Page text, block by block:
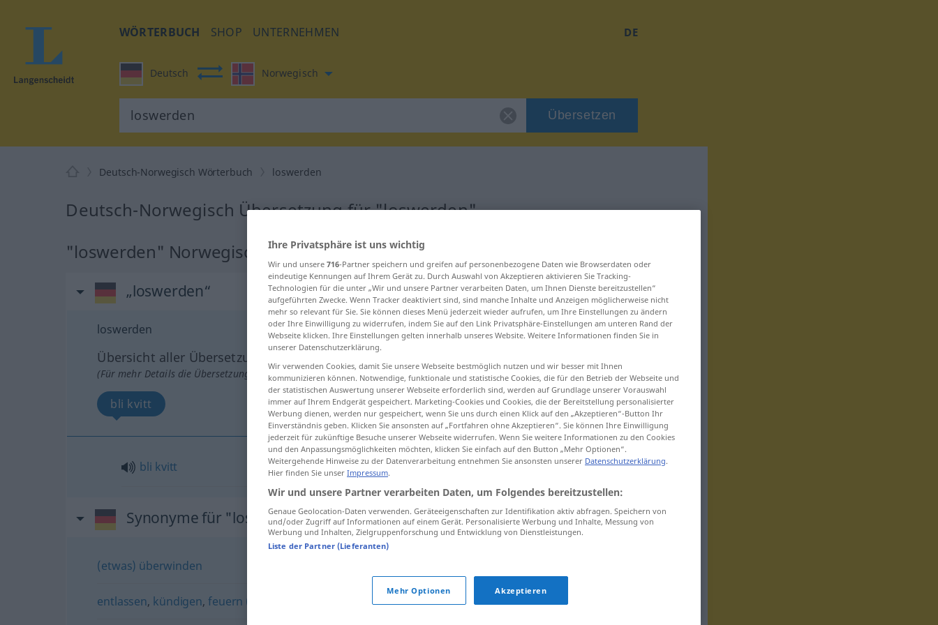
WÖRTERBUCH SHOP UNTERNEHMEN DE
Deutsch Norwegisch
Übersetzen
Deutsch-Norwegisch Wörterbuch loswerden
Deutsch-Norwegisch Übersetzung für "loswerden"
"loswerden" Norwegisch Übersetzung
„loswerden“
loswerden
Übersicht aller Übersetzungen
(Für mehr Details die Übersetzung anklicken/antippen)
bli kvitt
bli kvitt loswerden
Synonyme für "loswerden"
(etwas) überwinden
entlassen, kündigen,feuern (ugs.)
Ihre Privatsphäre ist uns wichtig
Wir und unsere 716-Partner speichern und greifen auf personenbezogene Daten wie Browserdaten oder
eindeutige Kennungen auf Ihrem Gerät zu. Durch Auswahl von Akzeptieren aktivieren Sie Tracking-
Technologien für die unter „Wir und unsere Partner verarbeiten Daten, um Ihnen Dienste bereitzustellen“
aufgeführten Zwecke. Wenn Tracker deaktiviert sind, sind manche Inhalte und Anzeigen möglicherweise nicht
mehr so relevant für Sie. Sie können dieses Menü jederzeit wieder aufrufen, um Ihre Einstellungen zu ändern
oder Ihre Einwilligung zu widerrufen, indem Sie auf den Link Privatsphäre-Einstellungen am unteren Rand der
Webseite klicken. Ihre Einstellungen gelten innerhalb unseres Website. Weitere Informationen finden Sie in
unserer Datenschutzerklärung.
Wir verwenden Cookies, damit Sie unsere Webseite bestmöglich nutzen und wir besser mit Ihnen
kommunizieren können. Notwendige, funktionale und statistische Cookies, die für den Betrieb der Webseite und
der statistischen Auswertung unserer Webseite erforderlich sind, werden auf Grundlage unserer Vorauswahl
immer auf Ihrem Endgerät gespeichert. Marketing-Cookies und Cookies, die der Bereitstellung personalisierter
Werbung dienen, werden nur gespeichert, wenn Sie uns durch einen Klick auf den „Akzeptieren“-Button Ihr
Einverständnis geben. Klicken Sie ansonsten auf „Fortfahren ohne Akzeptieren“. Sie können Ihre Einwilligung
jederzeit für zukünftige Besuche unserer Webseite widerrufen. Wenn Sie weitere Informationen zu den Cookies
und den Anpassungsmöglichkeiten möchten, klicken Sie einfach auf den Button „Mehr Optionen“.
Weitergehende Hinweise zu der Datenverarbeitung entnehmen Sie ansonsten unserer Datenschutzerklärung.
Hier finden Sie unser Impressum.
Wir und unsere Partner verarbeiten Daten, um Folgendes bereitzustellen:
Genaue Geolocation-Daten verwenden. Geräteeigenschaften zur Identifikation aktiv abfragen. Speichern von
und/oder Zugriff auf Informationen auf einem Gerät. Personalisierte Werbung und Inhalte, Messung von
Werbung und Inhalten, Zielgruppenforschung und Entwicklung von Dienstleistungen.
Liste der Partner (Lieferanten)
Mehr Optionen Akzeptieren